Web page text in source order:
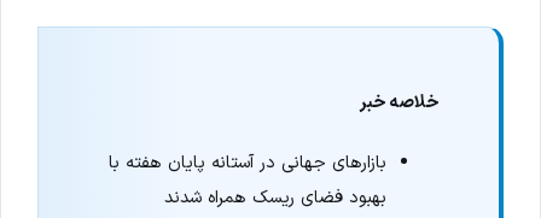
خلاصه خبر
بازارهای جهانی در آستانه پایان هفته با
بهبود فضای ریسک همراه شدند